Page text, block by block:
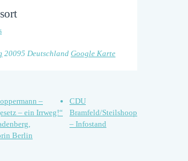
20095 Deutschland Google Karte
–
– ein Irrweg!“
Berlin
CDU
Bramfeld/Steilshoop
– Infostand